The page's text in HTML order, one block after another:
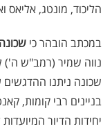
הליכוד, מונטג, אליאס
במכתב הובהר כי
נווה שמיר (רמב"ש ה')
שכונה ניתנו ההדגשים
בניינים רבי קומות,
יחידות הדיור